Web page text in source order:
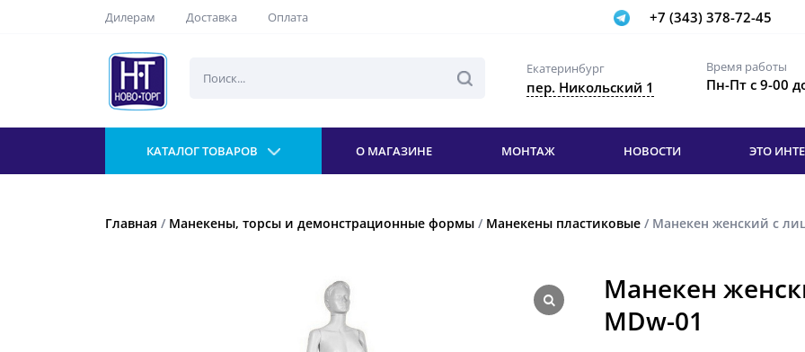
Дилерам Доставка Оплата +7 (343) 378-72-45
Екатеринбург
пер. Никольский 1
Время работы
Пн-Пт с 9-00
КАТАЛОГ ТОВАРОВ О МАГАЗИНЕ МОНТАЖ НОВОСТИ ЭТО
Главная / Манекены, торсы и демонстрационные формы / Манекены пластиковые / Манекен женский с
Манекен
MDw-01